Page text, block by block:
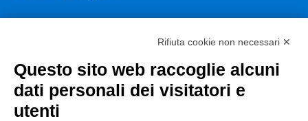
Soluzioni Custom
Soluzioni AI
Rifiuta cookie non necessari ✕
Questo sito web raccoglie alcuni
dati personali dei visitatori e
utenti